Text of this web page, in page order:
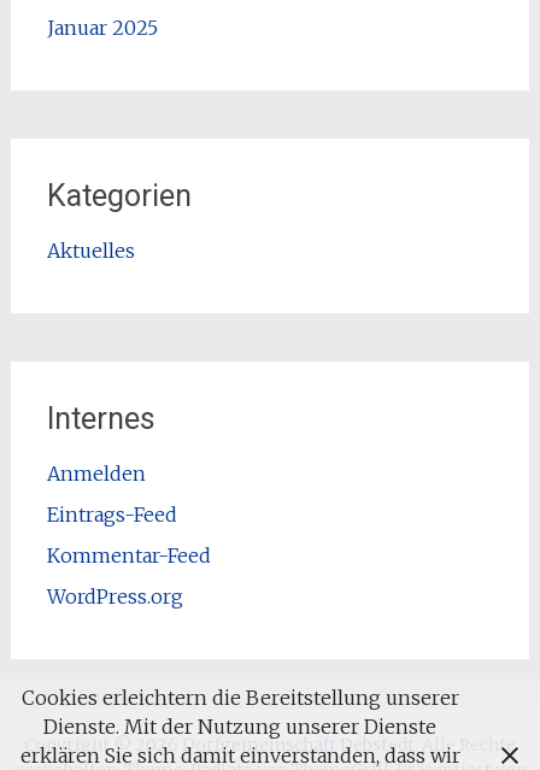
Januar 2025
Kategorien
Aktuelles
Internes
Anmelden
Eintrags-Feed
Kommentar-Feed
WordPress.org
Copyright © 2026 Dorfgemeinschaft Debstedt
. Alle Rechte
Cookies erleichtern die Bereitstellung unserer
Dienste. Mit der Nutzung unserer Dienste
erklären Sie sich damit einverstanden, dass wir